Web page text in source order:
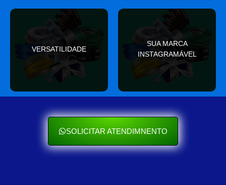
VERSATILIDADE
Se encaixa em qualquer
ocasião e sempre agrega
valor
SUA MARCA
INSTAGRAMÁVEL
Seu cliente ama mostrar
nas redes sociais
SOLICITAR ATENDIMNENTO